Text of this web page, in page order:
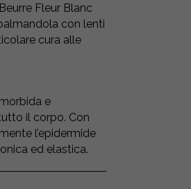
Fleur Blanc
con lenti
cura alle
e
il corpo. Con
l’epidermide
ed elastica.